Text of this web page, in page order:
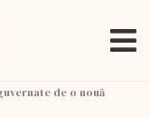
de o nouă